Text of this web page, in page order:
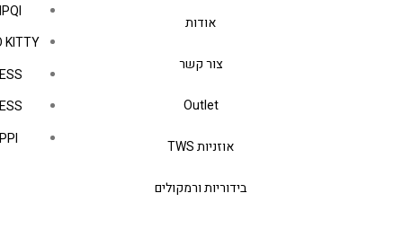
אודות
צור קשר
Outlet
אוזניות TWS
בידוריות ורמקולים
KITTY